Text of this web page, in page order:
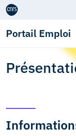
Aller au contenu
Portail Emploi